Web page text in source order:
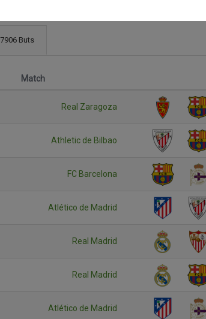
7906 Buts
Match
Real Zaragoza
Athletic de Bilbao
FC Barcelona
Atlético de Madrid
Real Madrid
Real Madrid
Atlético de Madrid